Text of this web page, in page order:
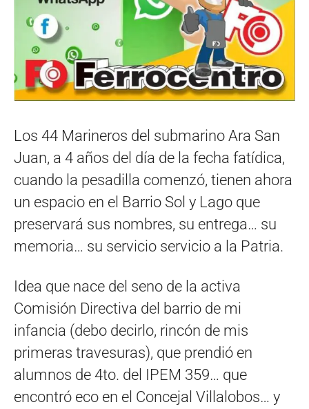
Los 44 Marineros del submarino Ara San
Juan, a 4 años del día de la fecha fatídica,
cuando la pesadilla comenzó, tienen ahora
un espacio en el Barrio Sol y Lago que
preservará sus nombres, su entrega… su
memoria… su servicio servicio a la Patria.
Idea que nace del seno de la activa
Comisión Directiva del barrio de mi
infancia (debo decirlo, rincón de mis
primeras travesuras), que prendió en
alumnos de 4to. del IPEM 359… que
encontró eco en el Concejal Villalobos… y